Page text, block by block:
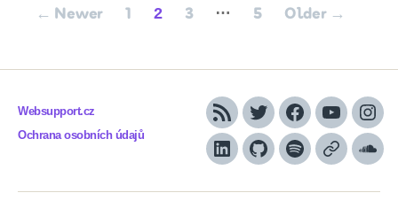
Posts
← Newer 1 2 3 … 5 Older →
Websupport.cz
Ochrana osobních údajů
RSS TwitterFacebook
YouTube
LinkedInGithubSpotifyApple